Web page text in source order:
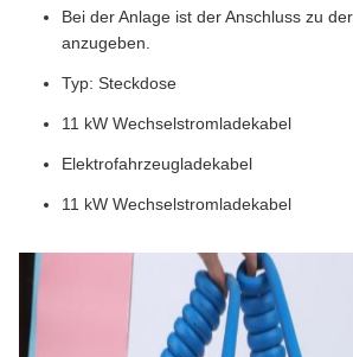
Bei der Anlage ist der Anschluss zu
anzugeben.
Typ: Steckdose
11 kW Wechselstromladekabel
Elektrofahrzeugladekabel
11 kW Wechselstromladekabel